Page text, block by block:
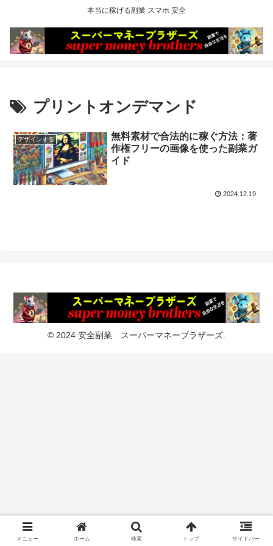
本当に稼げる副業 スマホ 安全
プリントオンデマンド
デザインする
無料素材で合法的に稼ぐ方法：著
作権フリーの画像を使った副業ガ
イド
2024.12.19
© 2024 安全副業 スーパーマネーブラザーズ.
メニュー ホーム 検索 トップ サイドバー